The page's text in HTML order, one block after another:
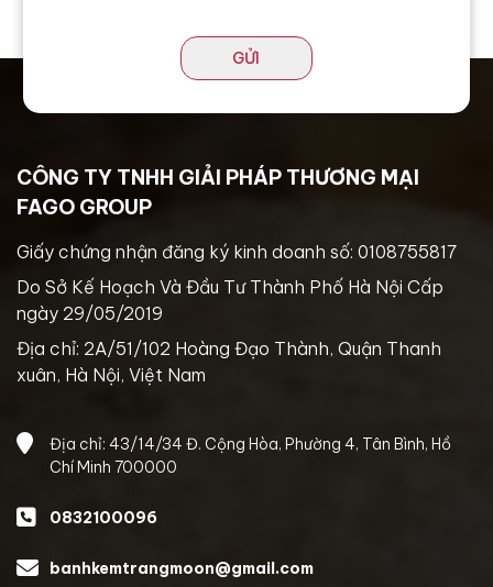
GỬI
CÔNG TY TNHH GIẢI PHÁP THƯƠNG MẠI
FAGO GROUP
Giấy chứng nhận đăng ký kinh doanh số: 0108755817
Do Sở Kế Hoạch Và Đầu Tư Thành Phố Hà Nội Cấp
ngày 29/05/2019
Địa chỉ: 2A/51/102 Hoàng Đạo Thành, Quận Thanh
xuân, Hà Nội, Việt Nam
Địa chỉ: 43/14/34 Đ. Cộng Hòa, Phường 4, Tân Bình, Hồ
Chí Minh 700000
0832100096
banhkemtrangmoon@gmail.com